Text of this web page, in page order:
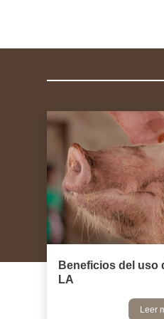
Leer
Beneficios del uso
LA